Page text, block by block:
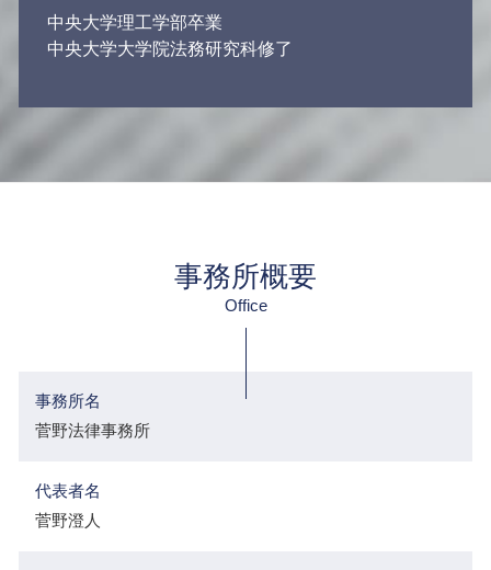
中央大学理工学部卒業
中央大学大学院法務研究科修了
事務所概要
Office
事務所名
菅野法律事務所
代表者名
菅野澄人